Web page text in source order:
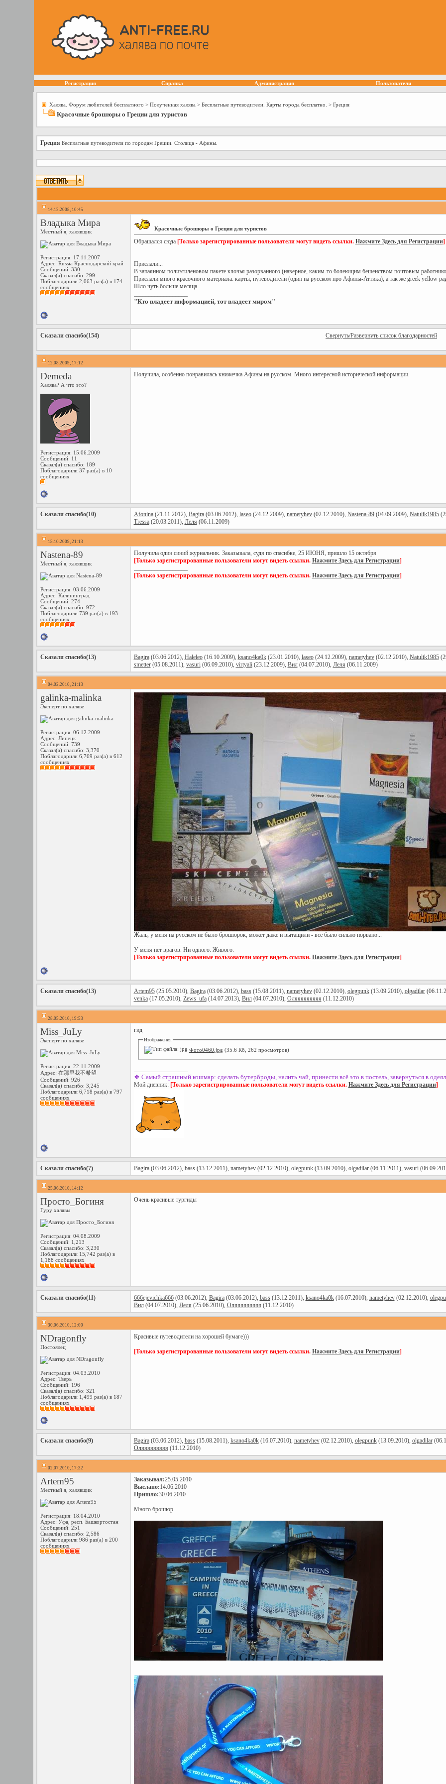
Регистрация Справка Администрация Пользователи
Халява. Форум любителей бесплатного > Полученная халява > Бесплатные путеводители. Карты города бесплатно. > Греция
Красочные брошюры о Греции для туристов
Греция Бесплатные путеводители по городам Греции. Столица - Афины.
14.12.2008, 10:45
Владыка Мира
Местный я, халявщик
Регистрация: 17.11.2007
Адрес: Russia Краснодарский край
Сообщений: 330
Сказал(а) спасибо: 299
Поблагодарили 2,063 раз(а) в 174
сообщениях
Красочные брошюры о Греции для туристов
Обращался сюда [Только зарегистрированные пользователи могут видеть ссылки. Нажмите Здесь для Регистрации]
Прислали...
В запаянном полиэтиленовом пакете клочья разорванного (наверное, каким-то болеющим бешенством почтовым
Прислали много красочного материала: карты, путеводители (один на русском про Афины-Аттика), а так же greek yellow
Шло чуть больше месяца.
"Кто владеет информацией, тот владеет миром"
Сказали спасибо(154) Свернуть/Развернуть список благодарностей
12.08.2009, 17:12
Demeda
Халява? А что это?
Регистрация: 15.06.2009
Сообщений: 11
Сказал(а) спасибо: 189
Поблагодарили 37 раз(а) в 10
сообщениях
Получила, особенно понравилась книжечка Афины на русском. Много интересной исторической информации.
Сказали спасибо(10) Afonina(21.11.2012), Bagira(03.06.2012), laseo(24.12.2009), nametyhev(02.12.2010), Nastena-89(04.09.2009), Natulik1985
Tressa(20.03.2011), Леля (06.11.2009)
15.10.2009, 21:13
Nastena-89
Местный я, халявщик
Регистрация: 03.06.2009
Адрес: Калининград
Сообщений: 274
Сказал(а) спасибо: 972
Поблагодарили 739 раз(а) в 193
сообщениях
Получила один синий журнальчик. Заказывала, судя по спасибке, 25 ИЮНЯ, пришло 15 октября
[Только зарегистрированные пользователи могут видеть ссылки. Нажмите Здесь для Регистрации]
[Только зарегистрированные пользователи могут видеть ссылки. Нажмите Здесь для Регистрации]
Сказали спасибо(13) Bagira(03.06.2012), Haleleo(16.10.2009), ksano4ka0k(23.01.2010), laseo(24.12.2009), nametyhev(02.12.2010), Natulik1985
smetter(05.08.2011), vasuri(06.09.2010), virtyali(23.12.2009), Вил(04.07.2010), Леля (06.11.2009)
04.02.2010, 21:13
galinka-malinka
Эксперт по халяве
Регистрация: 06.12.2009
Адрес: Липецк
Сообщений: 739
Сказал(а) спасибо: 3,370
Поблагодарили 6,769 раз(а) в 612
сообщениях
Жаль, у меня на русском не было брошюрок, может даже и вытащили - все было сильно порвано...
У меня нет врагов. Ни одного. Живого.
[Только зарегистрированные пользователи могут видеть ссылки. Нажмите Здесь для Регистрации]
Сказали спасибо(13) Artem95(25.05.2010), Bagira(03.06.2012), bass(15.08.2011), nametyhev(02.12.2010), olegpunk(13.09.2010), olgadilar
venka(17.05.2010), Zews_ufa(14.07.2013), Вил(04.07.2010), Оляяяяяяяяя (11.12.2010)
28.05.2010, 19:53
Miss_JuLy
Эксперт по халяве
Регистрация: 22.11.2009
Адрес: 在那里我不希望
Сообщений: 926
Сказал(а) спасибо: 3,245
Поблагодарили 6,718 раз(а) в 797
сообщениях
гид
Изображения
Фото0460.jpg (35.6 Кб, 262 просмотров)
❖ Самый страшный кошмар: сделать бутерброды, налить чай, принести всё это в постель, завернуться в
Мой дневник: [Только зарегистрированные пользователи могут видеть ссылки. Нажмите Здесь для Регистрации]
Сказали спасибо(7) Bagira(03.06.2012), bass(13.12.2011), nametyhev(02.12.2010), olegpunk(13.09.2010), olgadilar(06.11.2011), vasuri
25.06.2010, 14:12
Просто_Богиня
Гуру халявы
Регистрация: 04.08.2009
Сообщений: 1,213
Сказал(а) спасибо: 3,230
Поблагодарили 15,742 раз(а) в
1,188 сообщениях
Очень красивые тургиды
Сказали спасибо(11) 666ejevichka666(03.06.2012), Bagira(03.06.2012), bass(13.12.2011), ksano4ka0k(16.07.2010), nametyhev(02.12.2010),
Вил(04.07.2010), Леля (25.06.2010), Оляяяяяяяяя (11.12.2010)
30.06.2010, 12:00
NDragonfly
Постоялец
Регистрация: 04.03.2010
Адрес: Тверь
Сообщений: 196
Сказал(а) спасибо: 321
Поблагодарили 1,499 раз(а) в 187
сообщениях
Красивые путеводители на хорошей бумаге)))
[Только зарегистрированные пользователи могут видеть ссылки. Нажмите Здесь для Регистрации]
Сказали спасибо(9) Bagira(03.06.2012), bass(15.08.2011), ksano4ka0k(16.07.2010), nametyhev(02.12.2010), olegpunk(13.09.2010), olgadilar
Оляяяяяяяяя (11.12.2010)
02.07.2010, 17:32
Artem95
Местный я, халявщик
Регистрация: 18.04.2010
Адрес: Уфа, респ. Башкортостан
Сообщений: 251
Сказал(а) спасибо: 2,586
Поблагодарили 986 раз(а) в 200
сообщениях
Заказывал:25.05.2010
Выслано:14.06.2010
Пришло:30.06.2010
Много брошюр